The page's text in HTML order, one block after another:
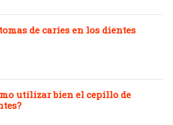
de caries en los dientes
utilizar bien el cepillo de